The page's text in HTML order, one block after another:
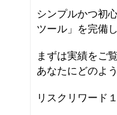
シンプルかつ初
ツール」を完備
まずは実績をご
あなたにどのよ
リスクリワード